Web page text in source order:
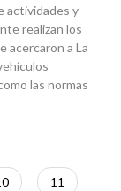
actividades y
realizan los
acercaron a La
las normas
Página
11